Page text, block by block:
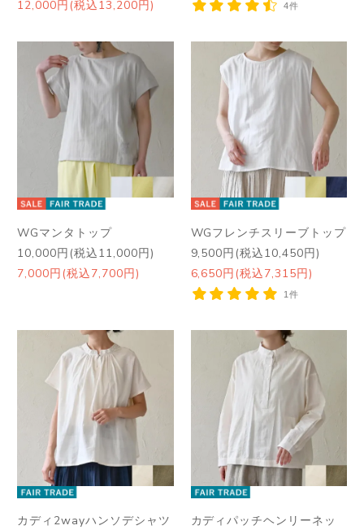
12,000円(税込13,200円)
4件
WGマンタトップ
10,000円(税込11,000円)
7,000円(税込7,700円)
WGフレンチスリーブトップ
9,500円(税込10,450円)
6,650円(税込7,315円)
1件
カディ2wayハンソデシャツ カディパッチヘンリーネッ